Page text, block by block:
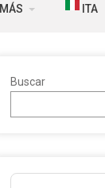
MÁS ITA
Buscar